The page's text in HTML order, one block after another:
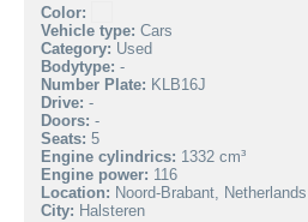
Color:
Vehicle type: Cars
Category: Used
Bodytype: -
Number Plate: KLB16J
Drive: -
Doors: -
Seats: 5
Engine cylindrics: 1332 cm³
Engine power: 116
Location: Noord-Brabant, Netherlands
City: Halsteren